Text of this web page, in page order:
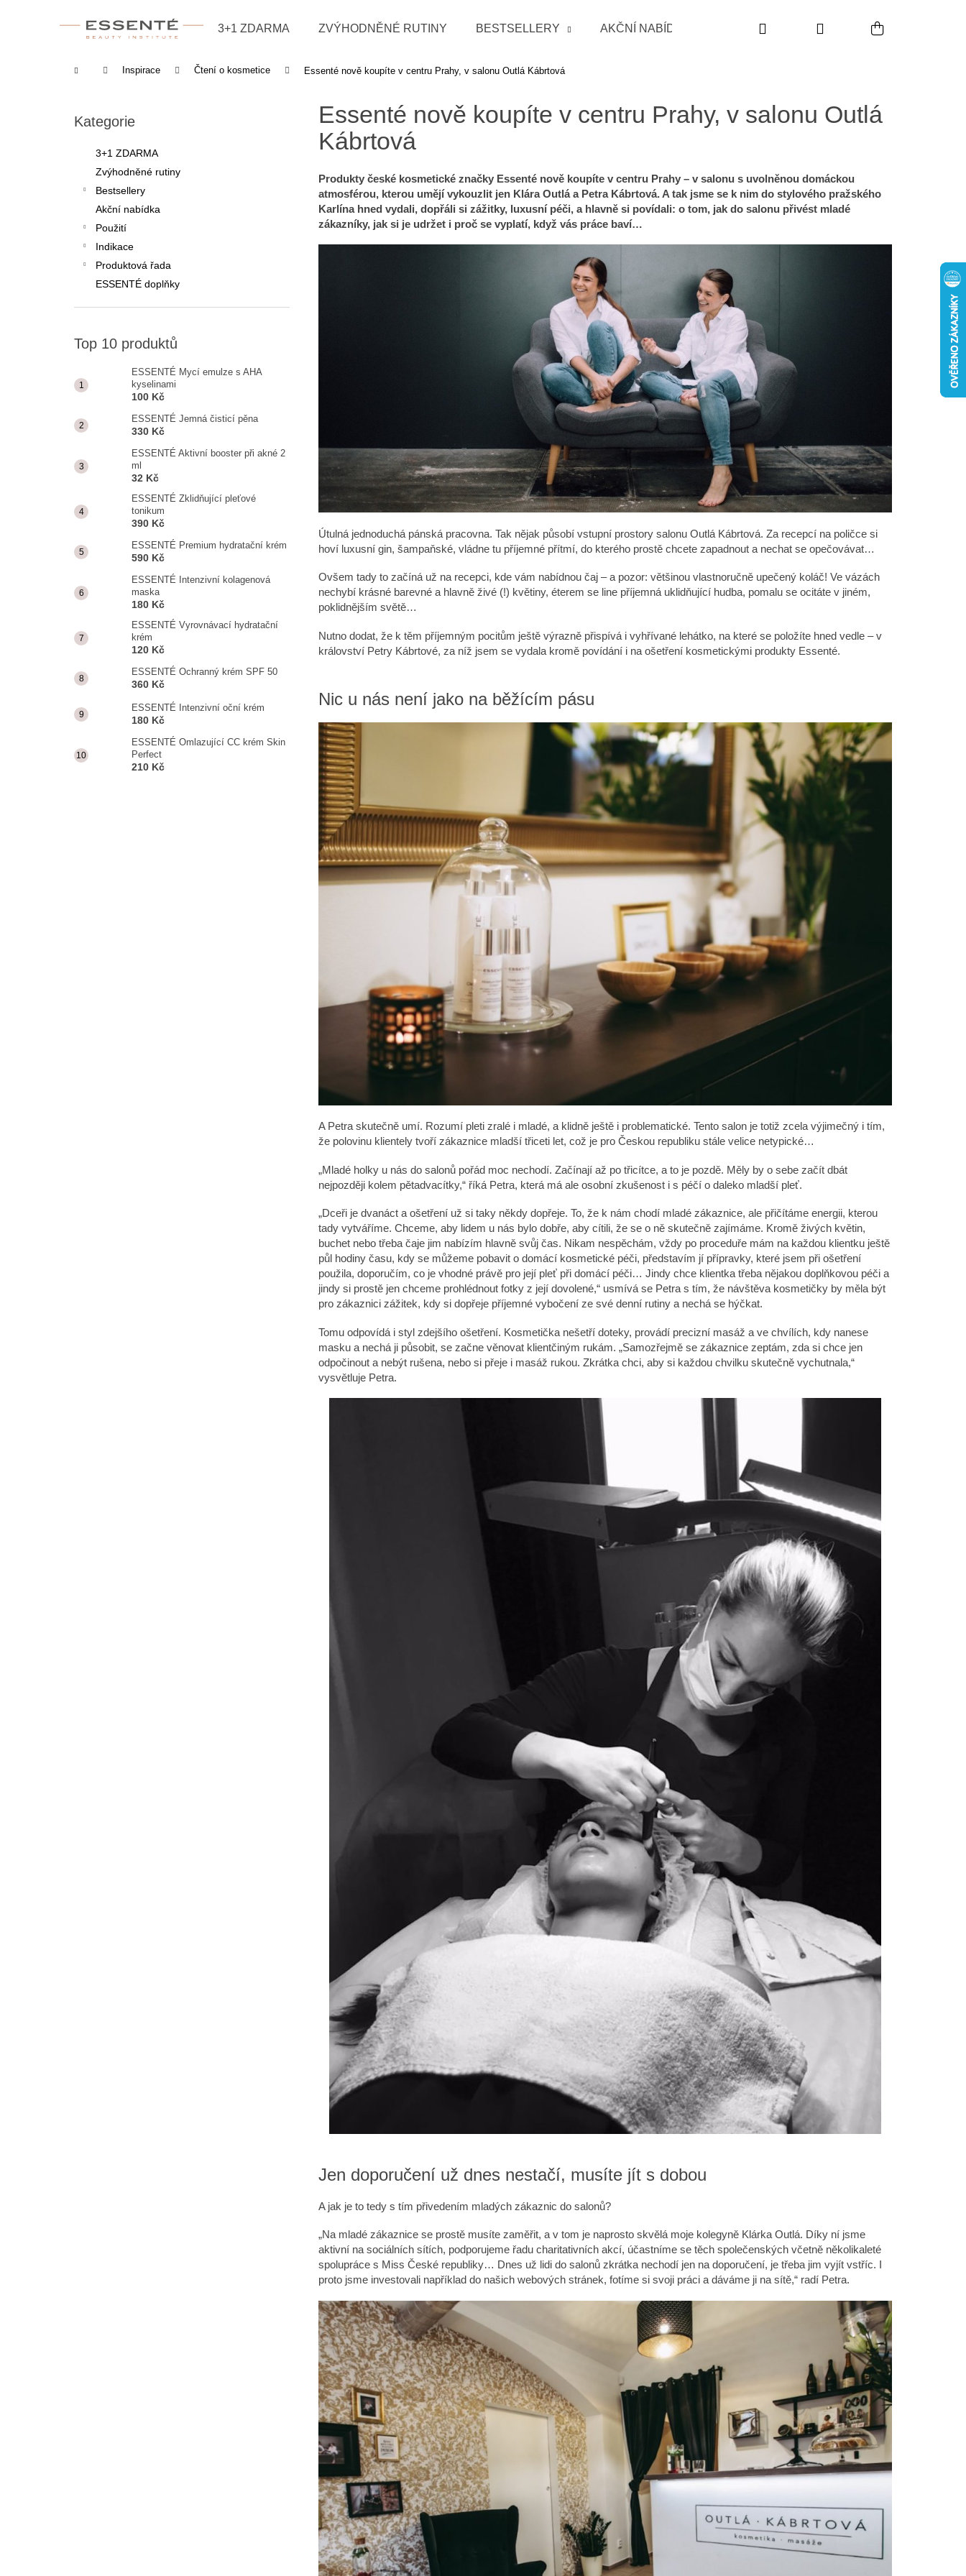
3+1 ZDARMA ZVÝHODNĚNÉ RUTINY BESTSELLERY AKČNÍ NABÍDKA POUŽITÍ INDIKACE
Hledat PřihlášeníNákupní
Domů Inspirace Čtení o kosmetice Essenté nově koupíte v centru Prahy, v salonu Outlá Kábrtová
Přeskočit kategorie
Kategorie
3+1 ZDARMA
Zvýhodněné rutiny
Bestsellery
Akční nabídka
Použití
Indikace
Produktová řada
ESSENTÉ doplňky
Top 10 produktů
ESSENTÉ Mycí emulze s AHA
kyselinami
100 Kč
ESSENTÉ Jemná čisticí pěna
330 Kč
ESSENTÉ Aktivní booster při akné 2
ml
32 Kč
ESSENTÉ Zklidňující pleťové
tonikum
390 Kč
ESSENTÉ Premium hydratační krém
590 Kč
ESSENTÉ Intenzivní kolagenová
maska
180 Kč
ESSENTÉ Vyrovnávací hydratační
krém
120 Kč
ESSENTÉ Ochranný krém SPF 50
360 Kč
ESSENTÉ Intenzivní oční krém
180 Kč
ESSENTÉ Omlazující CC krém Skin
Perfect
210 Kč
Essenté nově koupíte v centru Prahy, v salonu Outlá
Kábrtová
Produkty české kosmetické značky Essenté nově koupíte v centru Prahy – v salonu s uvolněnou domáckou
atmosférou, kterou umějí vykouzlit jen Klára Outlá a Petra Kábrtová. A tak jsme se k nim do stylového pražského
Karlína hned vydali, dopřáli si zážitky, luxusní péči, a hlavně si povídali: o tom, jak do salonu přivést mladé
zákazníky, jak si je udržet i proč se vyplatí, když vás práce baví…
Útulná jednoduchá pánská pracovna. Tak nějak působí vstupní prostory salonu Outlá Kábrtová. Za recepcí na poličce si
hoví luxusní gin, šampaňské, vládne tu příjemné přítmí, do kterého prostě chcete zapadnout a nechat se opečovávat…
Ovšem tady to začíná už na recepci, kde vám nabídnou čaj – a pozor: většinou vlastnoručně upečený koláč! Ve vázách
nechybí krásné barevné a hlavně živé (!) květiny, éterem se line příjemná uklidňující hudba, pomalu se ocitáte v jiném,
poklidnějším světě…
Nutno dodat, že k těm příjemným pocitům ještě výrazně přispívá i vyhřívané lehátko, na které se položíte hned vedle – v
království Petry Kábrtové, za níž jsem se vydala kromě povídání i na ošetření kosmetickými produkty Essenté.
Nic u nás není jako na běžícím pásu
A Petra skutečně umí. Rozumí pleti zralé i mladé, a klidně ještě i problematické. Tento salon je totiž zcela výjimečný i tím,
že polovinu klientely tvoří zákaznice mladší třiceti let, což je pro Českou republiku stále velice netypické…
„Mladé holky u nás do salonů pořád moc nechodí. Začínají až po třicítce, a to je pozdě. Měly by o sebe začít dbát
nejpozději kolem pětadvacítky,“ říká Petra, která má ale osobní zkušenost i s péčí o daleko mladší pleť.
„Dceři je dvanáct a ošetření už si taky někdy dopřeje. To, že k nám chodí mladé zákaznice, ale přičítáme energii, kterou
tady vytváříme. Chceme, aby lidem u nás bylo dobře, aby cítili, že se o ně skutečně zajímáme. Kromě živých květin,
buchet nebo třeba čaje jim nabízím hlavně svůj čas. Nikam nespěchám, vždy po proceduře mám na každou klientku ještě
půl hodiny času, kdy se můžeme pobavit o domácí kosmetické péči, představím jí přípravky, které jsem při ošetření
použila, doporučím, co je vhodné právě pro její pleť při domácí péči… Jindy chce klientka třeba nějakou doplňkovou péči a
jindy si prostě jen chceme prohlédnout fotky z její dovolené,“ usmívá se Petra s tím, že návštěva kosmetičky by měla být
pro zákaznici zážitek, kdy si dopřeje příjemné vybočení ze své denní rutiny a nechá se hýčkat.
Tomu odpovídá i styl zdejšího ošetření. Kosmetička nešetří doteky, provádí precizní masáž a ve chvílích, kdy nanese
masku a nechá ji působit, se začne věnovat klientčiným rukám. „Samozřejmě se zákaznice zeptám, zda si chce jen
odpočinout a nebýt rušena, nebo si přeje i masáž rukou. Zkrátka chci, aby si každou chvilku skutečně vychutnala,“
vysvětluje Petra.
Jen doporučení už dnes nestačí, musíte jít s dobou
A jak je to tedy s tím přivedením mladých zákaznic do salonů?
„Na mladé zákaznice se prostě musíte zaměřit, a v tom je naprosto skvělá moje kolegyně Klárka Outlá. Díky ní jsme
aktivní na sociálních sítích, podporujeme řadu charitativních akcí, účastníme se těch společenských včetně několikaleté
spolupráce s Miss České republiky… Dnes už lidi do salonů zkrátka nechodí jen na doporučení, je třeba jim vyjít vstříc. I
proto jsme investovali například do našich webových stránek, fotíme si svoji práci a dáváme ji na sítě,“ radí Petra.
Co potřebujete najít?
Doporučujeme
KYSELINAMI
ESSENTÉ AKTIVNÍ BOOSTER PŘI
AKNÉ 2 ML
32 Kč
Původně: 64 Kč